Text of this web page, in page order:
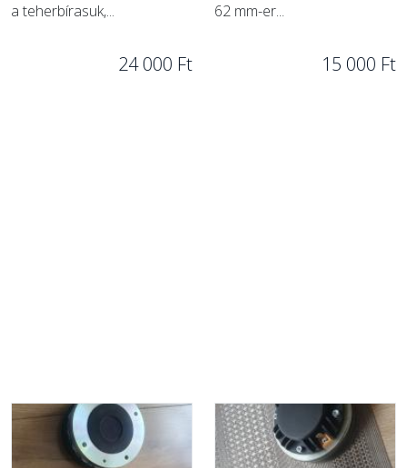
a teherbírasuk,...
24 000 Ft
62 mm-er...
15 000 Ft